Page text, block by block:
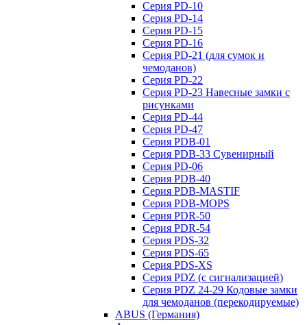
Серия PD-10
Серия PD-14
Серия PD-15
Серия PD-16
Серия PD-21 (для сумок и
чемоданов)
Серия PD-22
Серия PD-23 Навесные замки с
рисунками
Серия PD-44
Серия PD-47
Серия PDB-01
Серия PDB-33 Сувенирный
Серия PD-06
Серия PDB-40
Серия PDB-MASTIF
Серия PDB-MOPS
Серия PDR-50
Серия PDR-54
Серия PDS-32
Серия PDS-65
Серия PDS-XS
Серия PDZ (с сигнализацией)
Серия PDZ 24-29 Кодовые замки
для чемоданов (перекодируемые)
ABUS (Германия)